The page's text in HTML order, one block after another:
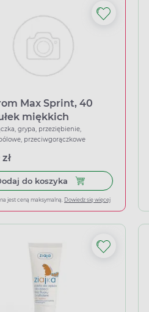
Max Sprint, 40
miękkich
grypa, przeziębienie,
przeciwgorączkowe
do koszyka Dodaj do koszyka
jest ceną maksymalną. Dowiedz się więcej